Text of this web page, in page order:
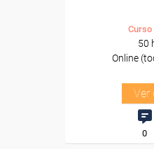
Curso
50
Online
Ver
0